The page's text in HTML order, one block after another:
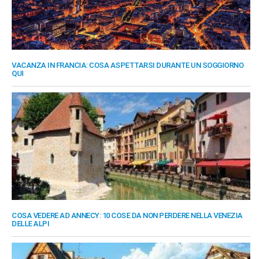
VACANZA IN FRANCIA: COSA ASPETTARSI DURANTE UN SOGGIORNO
QUI
COSA VEDERE AD ANNECY: 10 COSE DA NON PERDERE NELLA VENEZIA
DELLE ALPI